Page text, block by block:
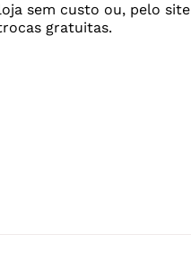
sem custo ou, pelo site
gratuitas.